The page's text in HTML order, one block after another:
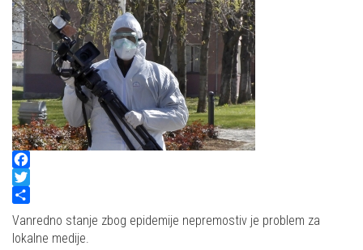
Facebook
Twitter
Share
Vanredno stanje zbog epidemije nepremostiv je problem za
lokalne medije.